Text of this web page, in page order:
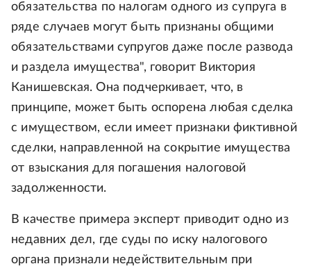
обязательства по налогам одного из супруга в
ряде случаев могут быть признаны общими
обязательствами супругов даже после развода
и раздела имущества", говорит Виктория
Канишевская. Она подчеркивает, что, в
принципе, может быть оспорена любая сделка
с имуществом, если имеет признаки фиктивной
сделки, направленной на сокрытие имущества
от взыскания для погашения налоговой
задолженности.
В качестве примера эксперт приводит одно из
недавних дел, где суды по иску налогового
органа признали недействительным при